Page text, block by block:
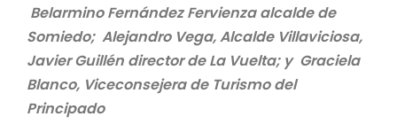
Belarmino Fernández Fervienza alcalde de
Somiedo; Alejandro Vega, Alcalde Villaviciosa,
Javier Guillén director de La Vuelta; y Graciela
Blanco, Viceconsejera de Turismo del
Principado